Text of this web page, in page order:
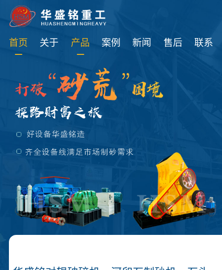
首页 关于 产品 案例 新闻 售后 联系